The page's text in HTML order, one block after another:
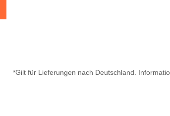
*Gilt für Lieferungen nach Deutschland.